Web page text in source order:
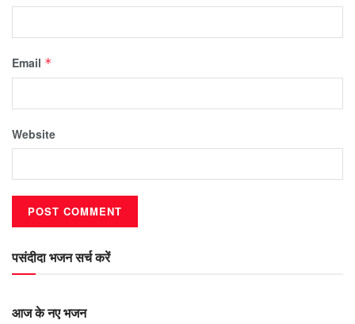
Email *
Website
पसंदीदा भजन सर्च करें
आज के नए भजन